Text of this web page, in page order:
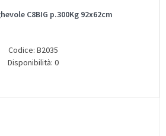
C8BIG p.300Kg 92x62cm
Codice: B2035
Disponibilità: 0